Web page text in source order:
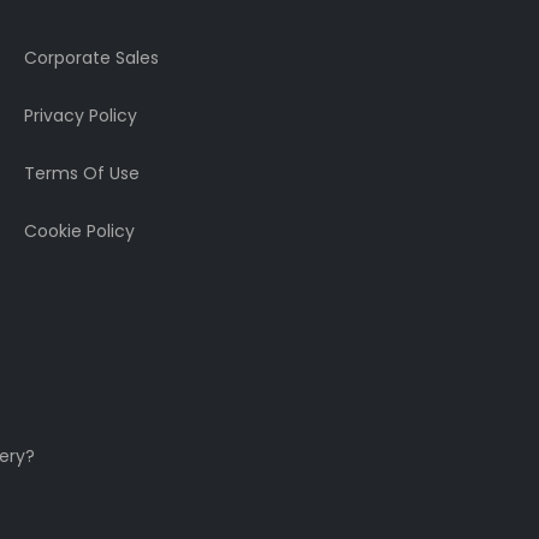
Corporate Sales
Privacy Policy
Terms Of Use
Cookie Policy